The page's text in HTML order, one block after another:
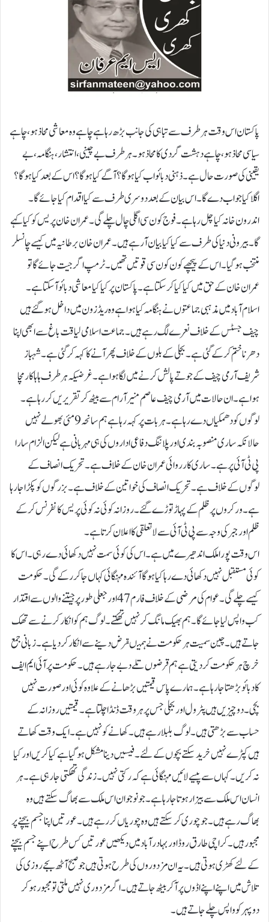
پاکستان اس وقت ہر طرف سے تباہی کی جانب بڑھ رہا ہے چاہے وہ معاشی محاذ ہو، چاہے
سیاسی محاذ ہو، چاہے دہشت گردی کا محاذ ہو۔ ہر طرف بے چینی، انتشار، ہنگامہ، بے
یقینی کی صورت حال ہے۔ ذہنی دبائو اب کیا ہو گا؟ آگے کیاہو گا؟ اس کے بعد کیا ہو گا؟
اگلا کیا جواب دے گا۔ اس بیان کے بعد دوسری طرف سے کیا اقدام کیا جائے گا۔
اندرون خانہ کیا چل رہا ہے۔ فوج کون سی اگلی چال چلے گی۔ عمران خان پریس کو کیا کہے
گا۔ بیرونی دنیا کی طرف سے کیا کیا بیان آرہے ہیں۔ عمران خان برطانیہ میں کیسے چانسلر
منتخب ہو گیا۔ اس کے پیچھے کون کون سی قوتیں تھیں۔ ٹرمپ اگر جیت جائے گا تو
عمران خان کے حق میں کیا کیا کرسکتا ہے۔ پاکستان پر کیا کیا معاشی دبائو آسکتا ہے۔
اسلام آباد میں مذہبی جماعتوں نے ہنگامہ کیا ہوا ہے وہ ریڈ زون میں داخل ہو گئے ہیں
چیف جسٹس کے خلاف نعرے لگ رہے ہیں۔ جماعت اسلامی لیاقت باغ سے ابھی اپنا
دھرنا ختم کر کے گئی ہے۔ بجلی کے بلوں کے خلاف پھر آنے کا کہہ کر گئی ہے۔ شہباز
شریف آرمی چیف کے جوتے پالش کرنے میں لگا ہوا ہے۔ غرضیکہ ہر طرف ہاہا کار مچا
ہوا ہے۔ ان حالات میں آرمی چیف عاصم منیر آرام سے بیٹھ کر تقریریں کررہا ہے۔
لوگوں کو دھمکیاں دے رہا ہے۔ ہر بات پر کہہ رہا ہے ہم سانحہ 9 مئی بھولے نہیں
حالانکہ ساری منصوبہ بندی اور پلاننگ دفاعی اداروں کی ہی مہربانی ہے لیکن الزام سارا
پی ٹی آئی پر ہے۔ ساری کارروائی عمران خان کے خلاف ہے۔ تحریک انصاف کے
لوگوں کے خلاف ہے۔ تحریک انصاف کی خواتین کے خلاف ہے۔ بزرگوں کو پکڑا جارہا
ہے۔ ورکروں پر ظلم کے پہاڑ توڑے گئے۔ روزانہ کوئی نہ کوئی پریس کانفرنس کر کے
ظلم اور جبر کی وجہ سے پی ٹی آئی سے لا تعلقی کا اعلان کرتا ہے۔
اس وقت پورا ملک اندھیرے میں ہے۔ اس کی کوئی سمت نہیں دکھائی دے رہی۔ اس کا
کوئی مستقبل نہیں دکھائی دے رہا کیا ہو گا آئندہ مہنگائی کہاں جا کر رکے گی۔ حکومت
کیسے چلے گی۔ عوام کی مرضی کے خلاف فارم 47 اور جعلی طور پر جیتنے والوں سے اقتدار
کب واپس لیا جائے گا۔ ہم بھیک مانگ کر نہیں تھکتے۔ لوگ ہم کو انکار کرنے سے تھک
جاتے ہیں۔چین سمیت ہر حکومت نے ہمیںقرض دینے سے انکار کر دیا ہے۔ زبانی جمع
خرچ ہر حکومت کر دیتی ہے ہم قرضوں تلے دبے جارہے ہیں۔ حکومت پر آئی ایم ایف
کا دبائو بڑھتا جارہا ہے۔ ہمارے پاس قیمتیں بڑھانے کے علاوہ کوئی اور صورت نہیں
بچی۔ دو چیزیں ہیں پٹرول اور بجلی جس پر ہر وقت ڈنڈا چلتا ہے۔ قیمتیں روزانہ کے
حساب سے بڑھتی ہیں۔ لوگ بلبلارہے ہیں۔ کھانے کو نہیں ہے۔ ایک وقت کھاتے
ہیں کپڑے نہیں خرید سکتے بچوں کے لئے۔ فیسیں دینا مشکل ہو گیا ہے کیا کریں اور کیا
نہ کریں۔ کہاں سے پیسے لائیں مہنگائی ہے کہ رکتی نہیں۔ زندگی تھکتی جارہی ہے۔ ہر
انسان اس ملک سے بیزار ہوتا جارہا ہے۔ جو نوجوان اس ملک سے بھاگ سکتے ہیں وہ
بھاگ رہے ہیں۔ جو چوری کر سکتے ہیں وہ چوریاں کررہے ہیں۔ عورتیں اپنا جسم بیچنے پر
مجبور ہیں۔ کراچی طارق روڈ اور بہادر آبادمیں دیکھیں عورتیں کس طرح اپنے جسم بیچنے
کے لئے کھڑی ہوتی ہیں۔ یہ ان مزدوروں کی طرح ہوتی ہیں جو صبح آٹھ بجے روزی کی
تلاش میں اپنے اپنے اڈوں پر آ کر بیٹھ جاتے ہیں۔ اگر مزدوری نہیں ملتی تو مجبور ہو کر
دوپہر کو واپس چلے جاتے ہیں۔